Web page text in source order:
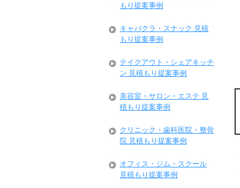
もり提案事例
キャバクラ・スナック 見積
もり提案事例
テイクアウト・シェアキッチ
ン 見積もり提案事例
美容室・サロン・エステ 見
積もり提案事例
クリニック・歯科医院・整骨
院 見積もり提案事例
オフィス・ジム・スクール
見積もり提案事例